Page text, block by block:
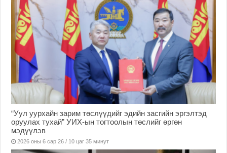
“Уул уурхайн зарим төслүүдийг эдийн засгийн эргэлтэд
оруулах тухай” УИХ-ын тогтоолын төслийг өргөн
мэдүүлэв
2026 оны 6 сар 26 / 10 цаг 35 минут